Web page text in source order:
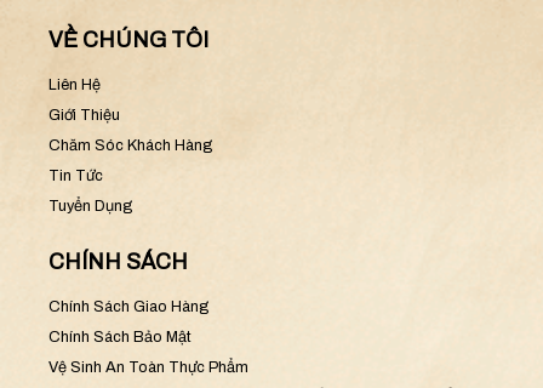
VỀ CHÚNG TÔI
Liên Hệ
Giới Thiệu
Chăm Sóc Khách Hàng
Tin Tức
Tuyển Dụng
CHÍNH SÁCH
Chính Sách Giao Hàng
Chính Sách Bảo Mật
Vệ Sinh An Toàn Thực Phẩm